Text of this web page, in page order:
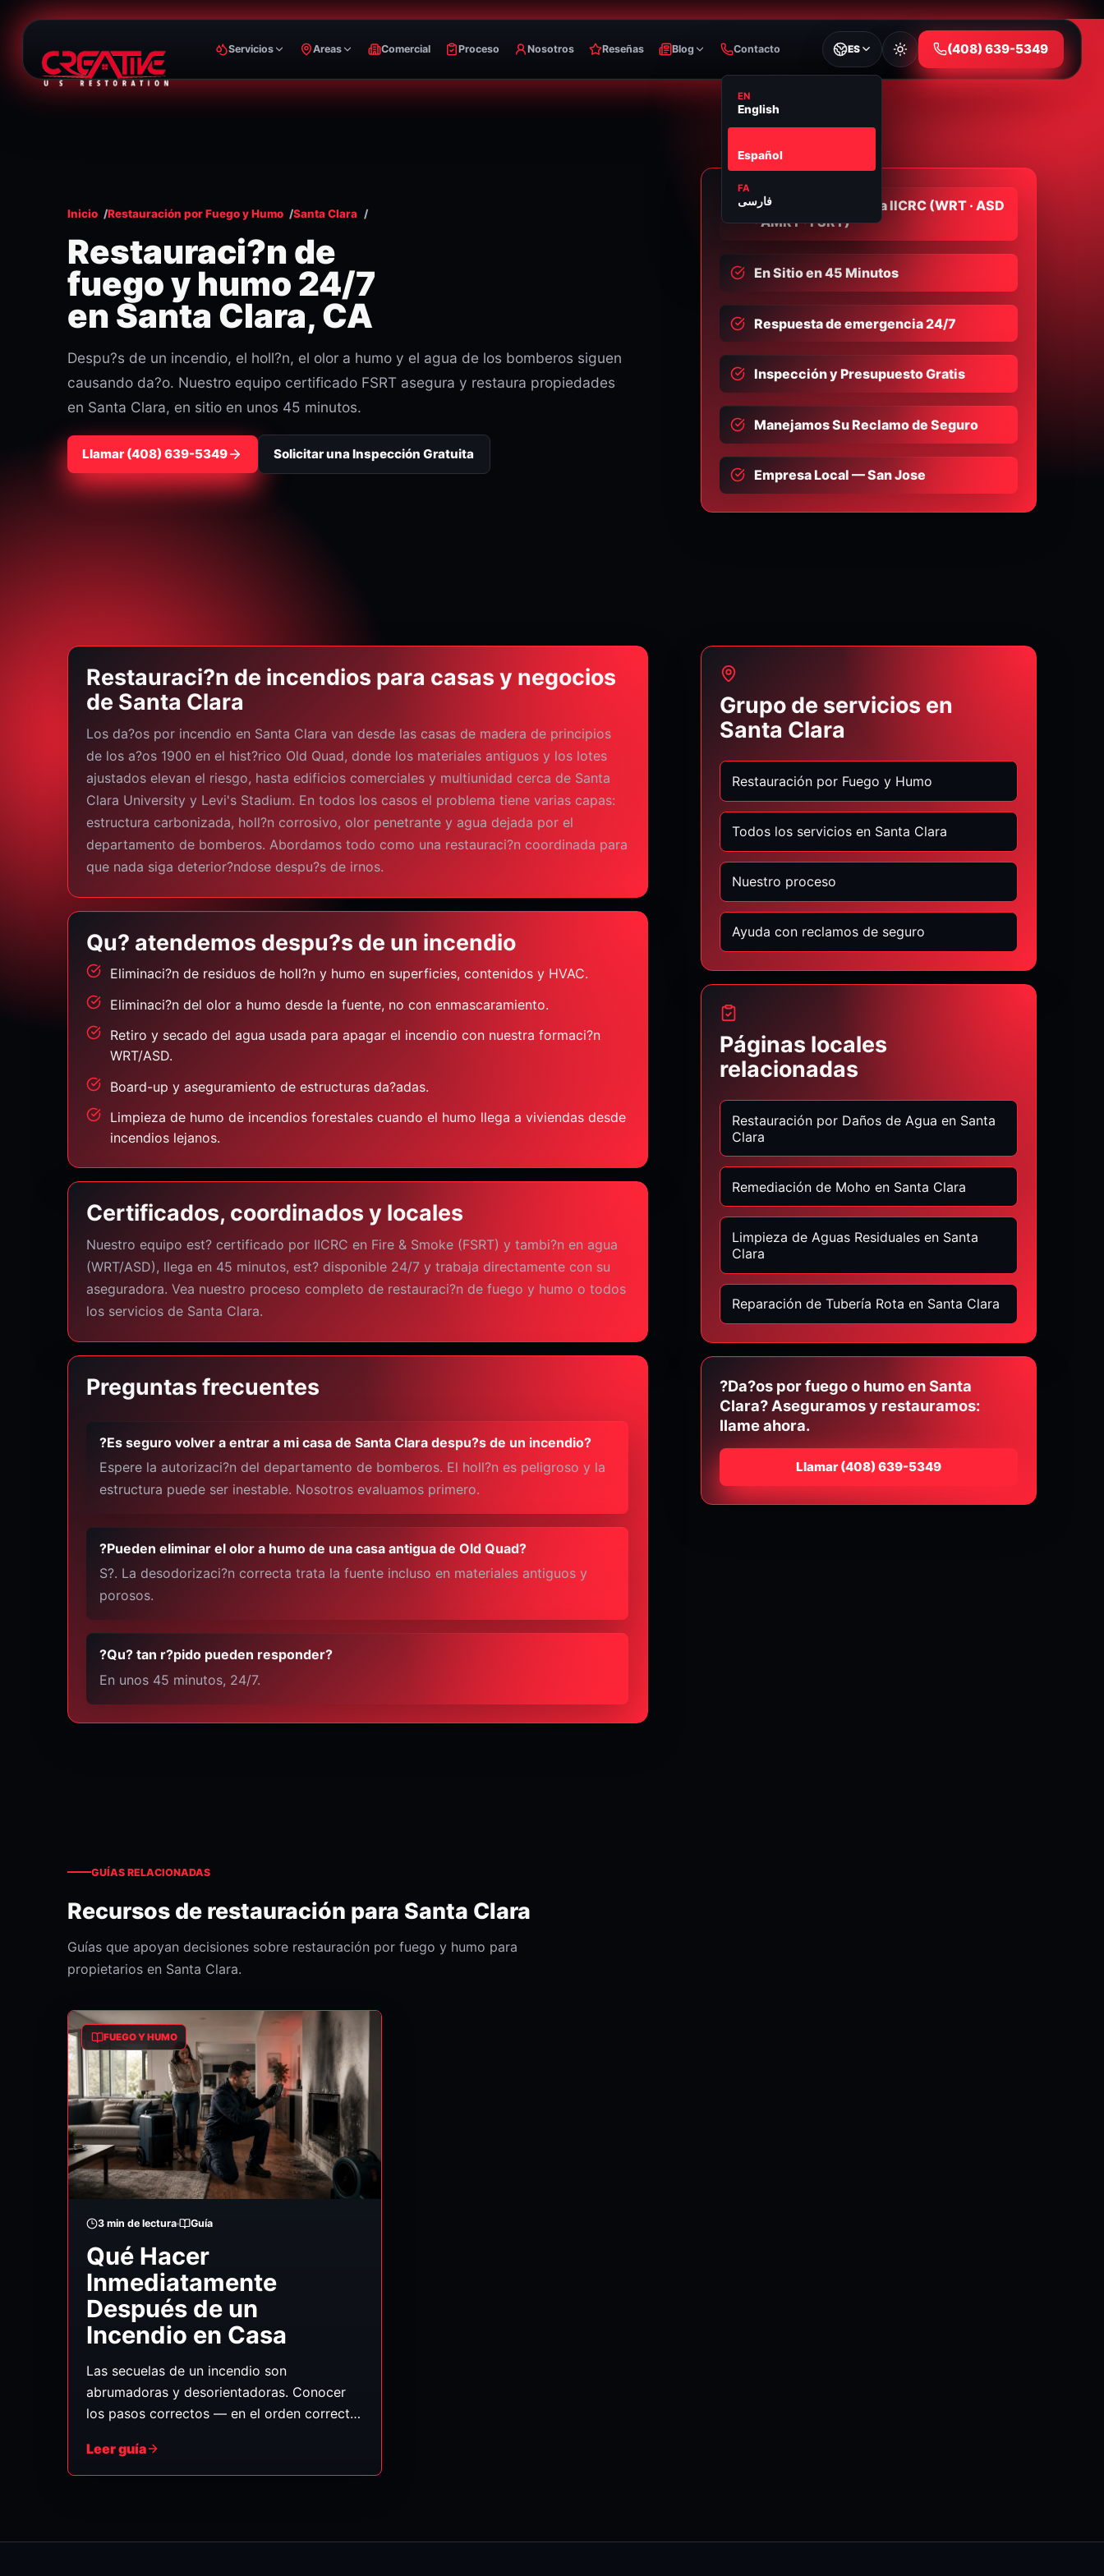
Servicios Areas Comercial Proceso Nosotros Reseñas Blog Contacto ES
EN
English
Español
FA
فارسی
⁦(408) 639-5349⁩
Inicio Restauración por Fuego y Humo Santa Clara
Restauraci?n de
fuego y humo 24/7
en Santa Clara, CA
Despu?s de un incendio, el holl?n, el olor a humo y el agua de los bomberos siguen
causando da?o. Nuestro equipo certificado FSRT asegura y restaura propiedades
en Santa Clara, en sitio en unos 45 minutos.
Llamar⁦(408) 639-5349⁩ Solicitar una Inspección Gratuita
Empresa Certificada IICRC (WRT · ASD
· AMRT · FSRT)
En Sitio en 45 Minutos
Respuesta de emergencia 24/7
Inspección y Presupuesto Gratis
Manejamos Su Reclamo de Seguro
Empresa Local — San Jose
Restauraci?n de incendios para casas y negocios
de Santa Clara
Los da?os por incendio en Santa Clara van desde las casas de madera de principios
de los a?os 1900 en el hist?rico Old Quad, donde los materiales antiguos y los lotes
ajustados elevan el riesgo, hasta edificios comerciales y multiunidad cerca de Santa
Clara University y Levi's Stadium. En todos los casos el problema tiene varias capas:
estructura carbonizada, holl?n corrosivo, olor penetrante y agua dejada por el
departamento de bomberos. Abordamos todo como una restauraci?n coordinada para
que nada siga deterior?ndose despu?s de irnos.
Qu? atendemos despu?s de un incendio
Eliminaci?n de residuos de holl?n y humo en superficies, contenidos y HVAC.
Eliminaci?n del olor a humo desde la fuente, no con enmascaramiento.
Retiro y secado del agua usada para apagar el incendio con nuestra formaci?n
WRT/ASD.
Board-up y aseguramiento de estructuras da?adas.
Limpieza de humo de incendios forestales cuando el humo llega a viviendas desde
incendios lejanos.
Certificados, coordinados y locales
Nuestro equipo est? certificado por IICRC en Fire & Smoke (FSRT) y tambi?n en agua
(WRT/ASD), llega en 45 minutos, est? disponible 24/7 y trabaja directamente con su
aseguradora. Vea nuestro proceso completo de restauraci?n de fuego y humo o todos
los servicios de Santa Clara.
Preguntas frecuentes
?Es seguro volver a entrar a mi casa de Santa Clara despu?s de un incendio?
Espere la autorizaci?n del departamento de bomberos. El holl?n es peligroso y la
estructura puede ser inestable. Nosotros evaluamos primero.
?Pueden eliminar el olor a humo de una casa antigua de Old Quad?
S?. La desodorizaci?n correcta trata la fuente incluso en materiales antiguos y
porosos.
?Qu? tan r?pido pueden responder?
En unos 45 minutos, 24/7.
Grupo de servicios en
Santa Clara
Restauración por Fuego y Humo
Todos los servicios en Santa Clara
Nuestro proceso
Ayuda con reclamos de seguro
Páginas locales
relacionadas
Restauración por Daños de Agua en Santa
Clara
Remediación de Moho en Santa Clara
Limpieza de Aguas Residuales en Santa
Clara
Reparación de Tubería Rota en Santa Clara
?Da?os por fuego o humo en Santa
Clara? Aseguramos y restauramos:
llame ahora.
Llamar ⁦(408) 639-5349⁩
GUÍAS RELACIONADAS
Recursos de restauración para Santa Clara
Guías que apoyan decisiones sobre restauración por fuego y humo para
propietarios en Santa Clara.
FUEGO Y HUMO
3 min de lectura Guía
Qué Hacer
Inmediatamente
Después de un
Incendio en Casa
Las secuelas de un incendio son
abrumadoras y desorientadoras. Conocer
los pasos correctos — en el orden correcto
a su familia y preparar la recuperación para
que sea lo más fluida posible. (Guía general;
Leer guía